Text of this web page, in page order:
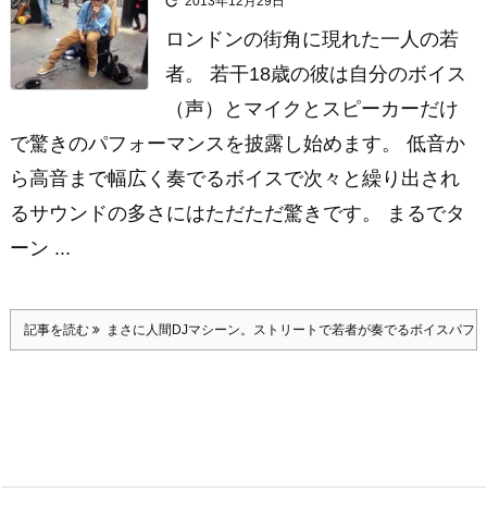
ロンドンの街角に現れた一人の若
者。 若干18歳の彼は自分のボイス
（声）とマイクとスピーカーだけ
で驚きのパフォーマンスを披露し始めます。 低音か
ら高音まで幅広く奏でるボイスで次々と繰り出され
るサウンドの多さにはただただ驚きです。 まるでタ
ーン ...
記事を読む まさに人間DJマシーン。ストリートで若者が奏でるボイスパフ